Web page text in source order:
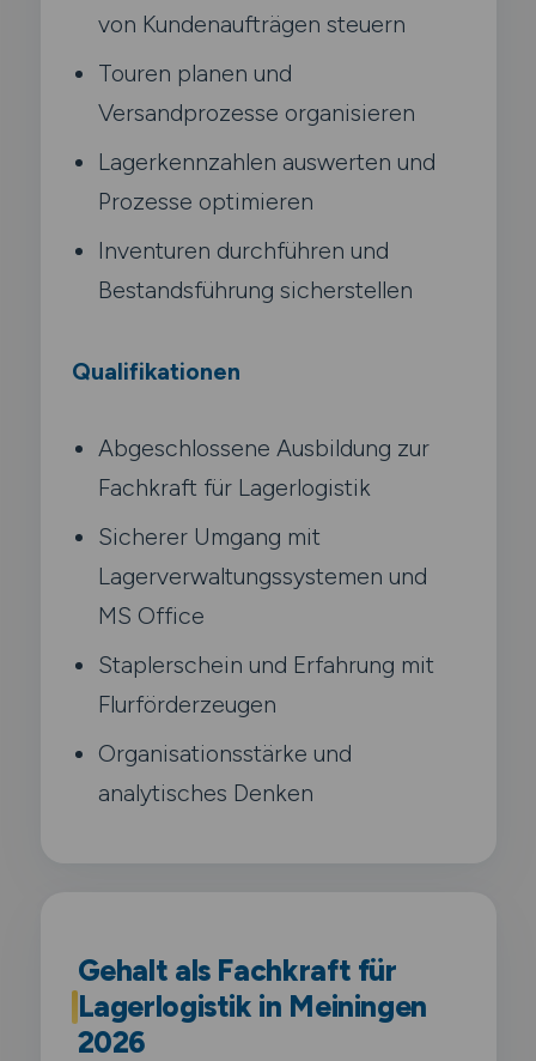
von Kundenaufträgen steuern
Touren planen und
Versandprozesse organisieren
Lagerkennzahlen auswerten und
Prozesse optimieren
Inventuren durchführen und
Bestandsführung sicherstellen
Qualifikationen
Abgeschlossene Ausbildung zur
Fachkraft für Lagerlogistik
Sicherer Umgang mit
Lagerverwaltungssystemen und
MS Office
Staplerschein und Erfahrung mit
Flurförderzeugen
Organisationsstärke und
analytisches Denken
Gehalt als Fachkraft für
Lagerlogistik in Meiningen
2026